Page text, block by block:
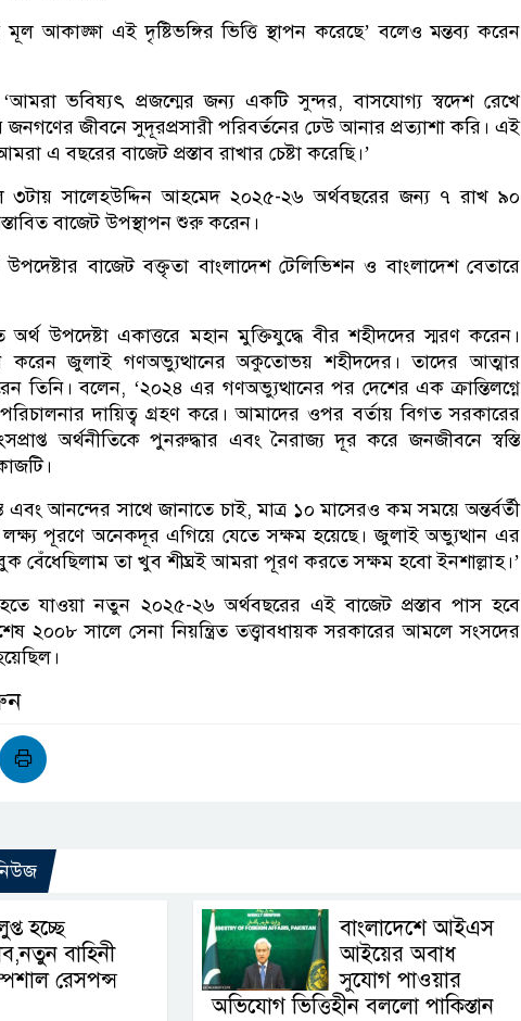
আকাঙ্ক্ষা এই দৃষ্টিভঙ্গির ভিত্তি স্থাপন করেছে’ বলেও মন্তব্য করেন
ভবিষ্যৎ প্রজন্মের জন্য একটি সুন্দর, বাসযোগ্য স্বদেশ রেখে
জীবনে সুদূরপ্রসারী পরিবর্তনের ঢেউ আনার প্রত্যাশা করি। এই
এ বছরের বাজেট প্রস্তাব রাখার চেষ্টা করেছি।’
সালেহউদ্দিন আহমেদ ২০২৫-২৬ অর্থবছরের জন্য ৭ রাখ ৯০
বাজেট উপস্থাপন শুরু করেন।
বাজেট বক্তৃতা বাংলাদেশ টেলিভিশন ও বাংলাদেশ বেতারে
উপদেষ্টা একাত্তরে মহান মুক্তিযুদ্ধে বীর শহীদদের স্মরণ করেন।
করেন জুলাই গণঅভ্যুত্থানের অকুতোভয় শহীদদের। তাদের আত্মার
তিনি। বলেন, ‘২০২৪ এর গণঅভ্যুত্থানের পর দেশের এক ক্রান্তিলগ্নে
পরিচালনার দায়িত্ব গ্রহণ করে। আমাদের ওপর বর্তায় বিগত সরকারের
অর্থনীতিকে পুনরুদ্ধার এবং নৈরাজ্য দূর করে জনজীবনে স্বস্তি
এবং আনন্দের সাথে জানাতে চাই, মাত্র ১০ মাসেরও কম সময়ে অন্তর্বর্তী
পূরণে অনেকদূর এগিয়ে যেতে সক্ষম হয়েছে। জুলাই অভ্যুত্থান এর
তা খুব শীঘ্রই আমরা পূরণ করতে সক্ষম হবো ইনশাল্লাহ।’
যাওয়া নতুন ২০২৫-২৬ অর্থবছরের এই বাজেট প্রস্তাব পাস হবে
২০০৮ সালে সেনা নিয়ন্ত্রিত তত্ত্বাবধায়ক সরকারের আমলে সংসদের
হচ্ছে
বাহিনী
রেসপন্স
বাংলাদেশে আইএস
আইয়ের অবাধ
সুযোগ পাওয়ার
অভিযোগ ভিত্তিহীন বললো পাকিস্তান